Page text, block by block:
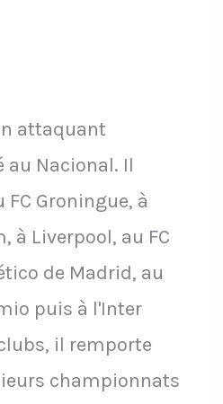
attaquant
au Nacional. Il
Groningue, à
à Liverpool, au FC
de Madrid, au
puis à l'Inter
il remporte
championnats